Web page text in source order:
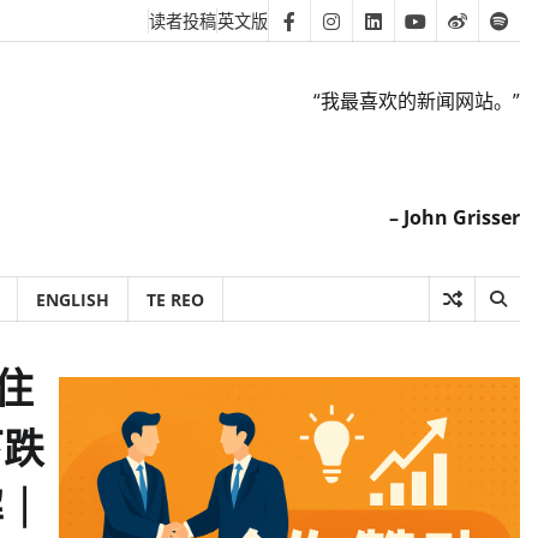
读者投稿英文版 FacebookInstagram
LinkedinYoutube
Weibo
“我最喜欢的新闻网站。”
– John Grisser
ENGLISH TE REO